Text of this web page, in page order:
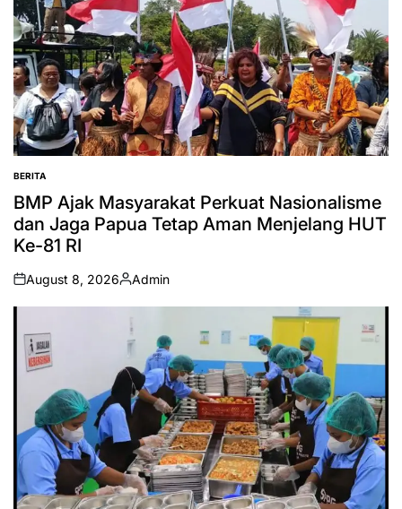
POSTED
IN
BERITA
BMP Ajak Masyarakat Perkuat Nasionalisme
dan Jaga Papua Tetap Aman Menjelang HUT
Ke-81 RI
on
August 8, 2026
Posted
by
Admin